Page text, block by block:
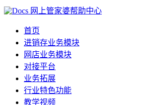
网上管家婆帮助中心
首页
进销存业务模块
网店业务模块
对接平台
业务拓展
行业特色功能
教学视频